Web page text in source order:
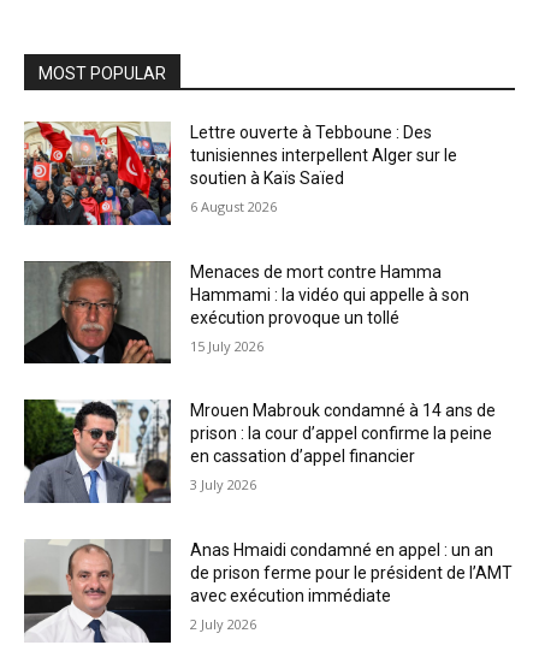
MOST POPULAR
Lettre ouverte à Tebboune : Des
tunisiennes interpellent Alger sur le
soutien à Kaïs Saïed
6 August 2026
Menaces de mort contre Hamma
Hammami : la vidéo qui appelle à son
exécution provoque un tollé
15 July 2026
Mrouen Mabrouk condamné à 14 ans de
prison : la cour d’appel confirme la peine
en cassation d’appel financier
3 July 2026
Anas Hmaidi condamné en appel : un an
de prison ferme pour le président de l’AMT
avec exécution immédiate
2 July 2026